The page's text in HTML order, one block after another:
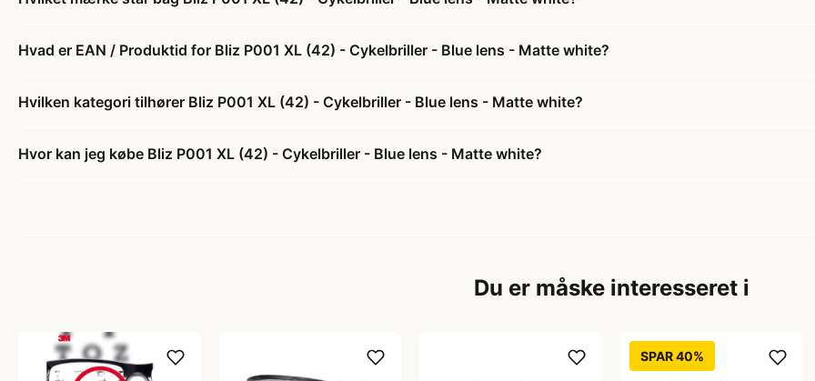
Hvad er EAN / Produktid for Bliz P001 XL (42) - Cykelbriller - Blue lens - Matte white?
Hvilken kategori tilhører Bliz P001 XL (42) - Cykelbriller - Blue lens - Matte white?
Hvor kan jeg købe Bliz P001 XL (42) - Cykelbriller - Blue lens - Matte white?
Du er måske interesseret i
SPAR 40%